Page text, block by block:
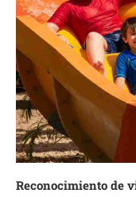
Reconocimiento de